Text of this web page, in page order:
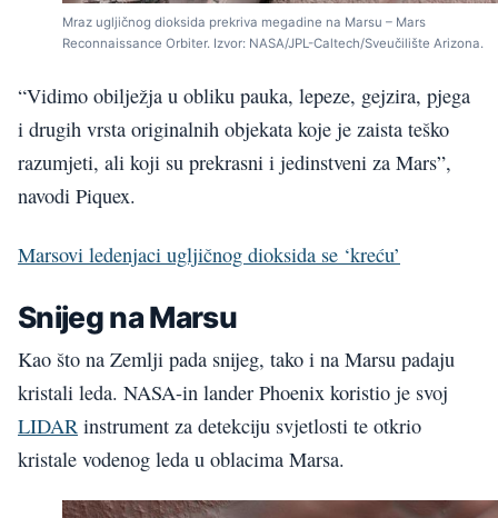
Mraz ugljičnog dioksida prekriva megadine na Marsu – Mars
Reconnaissance Orbiter. Izvor: NASA/JPL-Caltech/Sveučilište Arizona.
“Vidimo obilježja u obliku pauka, lepeze, gejzira, pjega
i drugih vrsta originalnih objekata koje je zaista teško
razumjeti, ali koji su prekrasni i jedinstveni za Mars”,
navodi Piquex.
Marsovi ledenjaci ugljičnog dioksida se ‘kreću’
Snijeg na Marsu
Kao što na Zemlji pada snijeg, tako i na Marsu padaju
kristali leda. NASA-in lander Phoenix koristio je svoj
LIDAR instrument za detekciju svjetlosti te otkrio
kristale vodenog leda u oblacima Marsa.